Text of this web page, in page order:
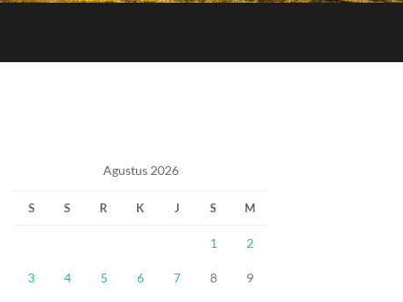
Agustus 2026
S S R K J S M
1 2
3 4 5 6 7 8 9